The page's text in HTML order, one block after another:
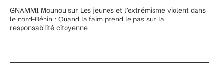
GNAMMI Mounou sur Les jeunes et l’extrémisme violent dans
le nord-Bénin : Quand la faim prend le pas sur la
responsabilité citoyenne